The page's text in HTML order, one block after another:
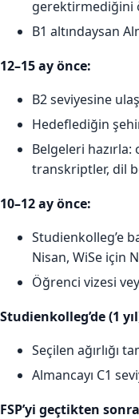
gerektirmediğini
B1 altındaysan
12–15 ay önce:
B2 seviyesine
Hedeflediğin
Belgeleri hazırla:
transkriptler, dil
10–12 ay önce:
Studienkolleg’e
Nisan, WiSe için
Öğrenci vizesi
Studienkolleg’de (1
Seçilen ağırlığı
Almancayı C1
FSP’yi geçtikten